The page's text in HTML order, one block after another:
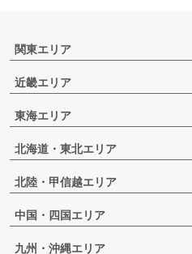
関東エリア
近畿エリア
東海エリア
北海道・東北エリア
北陸・甲信越エリア
中国・四国エリア
九州・沖縄エリア